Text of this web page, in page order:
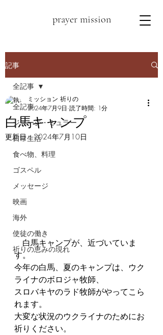
prayer mission
記事
全記事
ジョージ・ミュラー
日常生活
食べ物、料理
ゴスペル
メッセージ
映画
海外
使徒の働き
祈りの恵みの現れ
全記事
白馬キャンプ
ミッション 祈りの
2024年7月9日 読了時間: 1分
更新日：2024年7月10日
白馬キャンプが、近づいていま
す。
今年の白馬、夏のキャンプは、ウク
ライナのボロジャ牧師、
スロバキヤのラド牧師がやってこら
れます。
大変な状況のウクライナのためにお
祈りください。